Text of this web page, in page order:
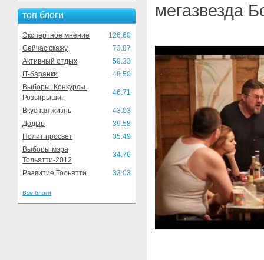
топ блоги
Экспертное мнение
126.60
Сейчас скажу
73.87
Активный отдых
59.33
IT-баранки
48.50
Выборы. Конкурсы.
Розыгрыши.
46.71
Вкусная жизнь
43.03
Додыр
39.58
Полит просвет
35.49
Выборы мэра
Тольятти-2012
34.76
Развитие Тольятти 33.03
Все блоги
мегазвезда